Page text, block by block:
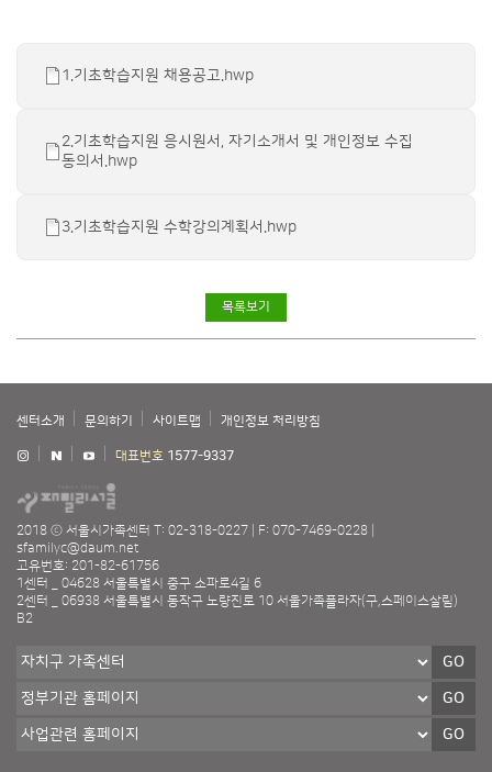
1.기초학습지원 채용공고.hwp
2.기초학습지원 응시원서, 자기소개서 및 개인정보 수집
동의서.hwp
3.기초학습지원 수학강의계획서.hwp
목록보기
센터소개 문의하기 사이트맵 개인정보 처리방침
대표번호 1577-9337
2018 ⓒ 서울시가족센터 T: 02-318-0227
F: 070-7469-0228
sfamilyc@daum.net
고유번호: 201-82-61756
1센터 _ 04628 서울특별시 중구 소파로4길 6
2센터 _ 06938 서울특별시 동작구 노량진로 10 서울가족플라자(구,스페이스살림)
B2
GO
GO
GO